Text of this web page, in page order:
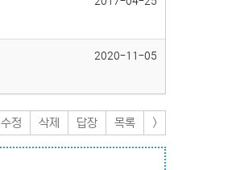
2020-11-05
수정 삭제 답장 목록 >